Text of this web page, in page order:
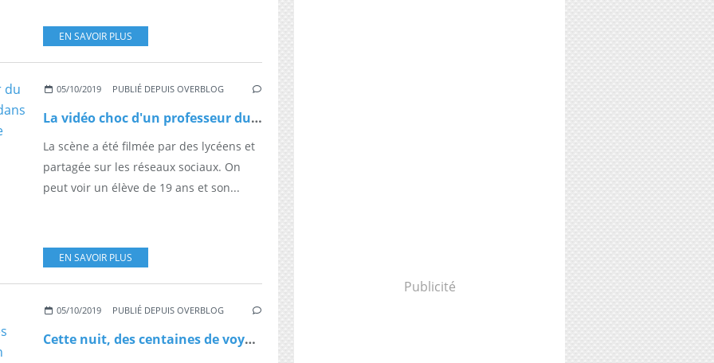
EN SAVOIR PLUS
05/10/2019 PUBLIÉ DEPUIS OVERBLOG
La vidéo choc d'un professeur du lycée de la Tourelle, à Sarcelles dans le Val-d'Oise, agressé à coups de poing par un élève
La scène a été filmée par des lycéens et
partagée sur les réseaux sociaux. On
peut voir un élève de 19 ans et son...
EN SAVOIR PLUS
05/10/2019 PUBLIÉ DEPUIS OVERBLOG
Cette nuit, des centaines de voyageurs de la SNCF sont restés bloqués à Marseille et Toulon en raison d'une importante fuite de gaz à la Ciotat
Publicité